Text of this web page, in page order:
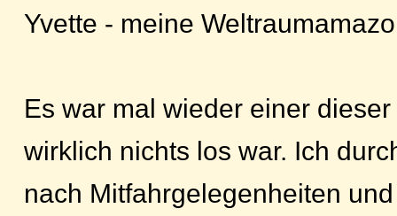
Yvette - meine
Es war mal wieder einer
wirklich nichts los war. Ich
nach Mitfahrgelegenheiten